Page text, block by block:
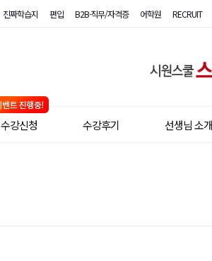
진짜학습지 편입 B2B·직무/자격증 어학원 RECRUIT
수강신청 수강후기 선생님 소개